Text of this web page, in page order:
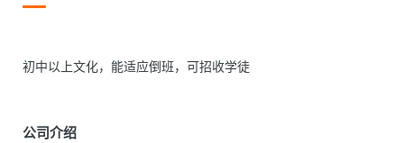
初中以上文化，能适应倒班，可招收学徒
公司介绍